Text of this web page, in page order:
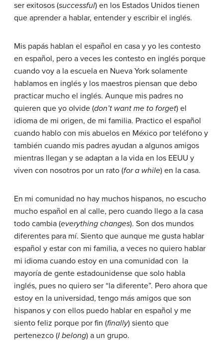
ser exitosos (successful) en los Estados Unidos tienen
que aprender a hablar, entender y escribir el inglés.
Mis papás hablan el español en casa y yo les contesto
en español, pero a veces les contesto en inglés porque
cuando voy a la escuela en Nueva York solamente
hablamos en inglés y los maestros piensan que debo
practicar mucho el inglés. Aunque mis padres no
quieren que yo olvide (don’t want me to forget) el
idioma de mi origen, de mi familia. Practico el español
cuando hablo con mis abuelos en México por teléfono y
también cuando mis padres ayudan a algunos amigos
mientras llegan y se adaptan a la vida en los EEUU y
viven con nosotros por un rato (for a while) en la casa.
En mi comunidad no hay muchos hispanos, no escucho
mucho español en al calle, pero cuando llego a la casa
todo cambia (everything changes). Son dos mundos
diferentes para mí. Siento que aunque me gusta hablar
español y estar con mi familia, a veces no quiero hablar
mi idioma cuando estoy en una comunidad con la
mayoría de gente estadounidense que solo habla
inglés, pues no quiero ser “la diferente”. Pero ahora que
estoy en la universidad, tengo más amigos que son
hispanos y con ellos puedo hablar en español y me
siento feliz porque por fin (finally) siento que
pertenezco (I belong) a un grupo.